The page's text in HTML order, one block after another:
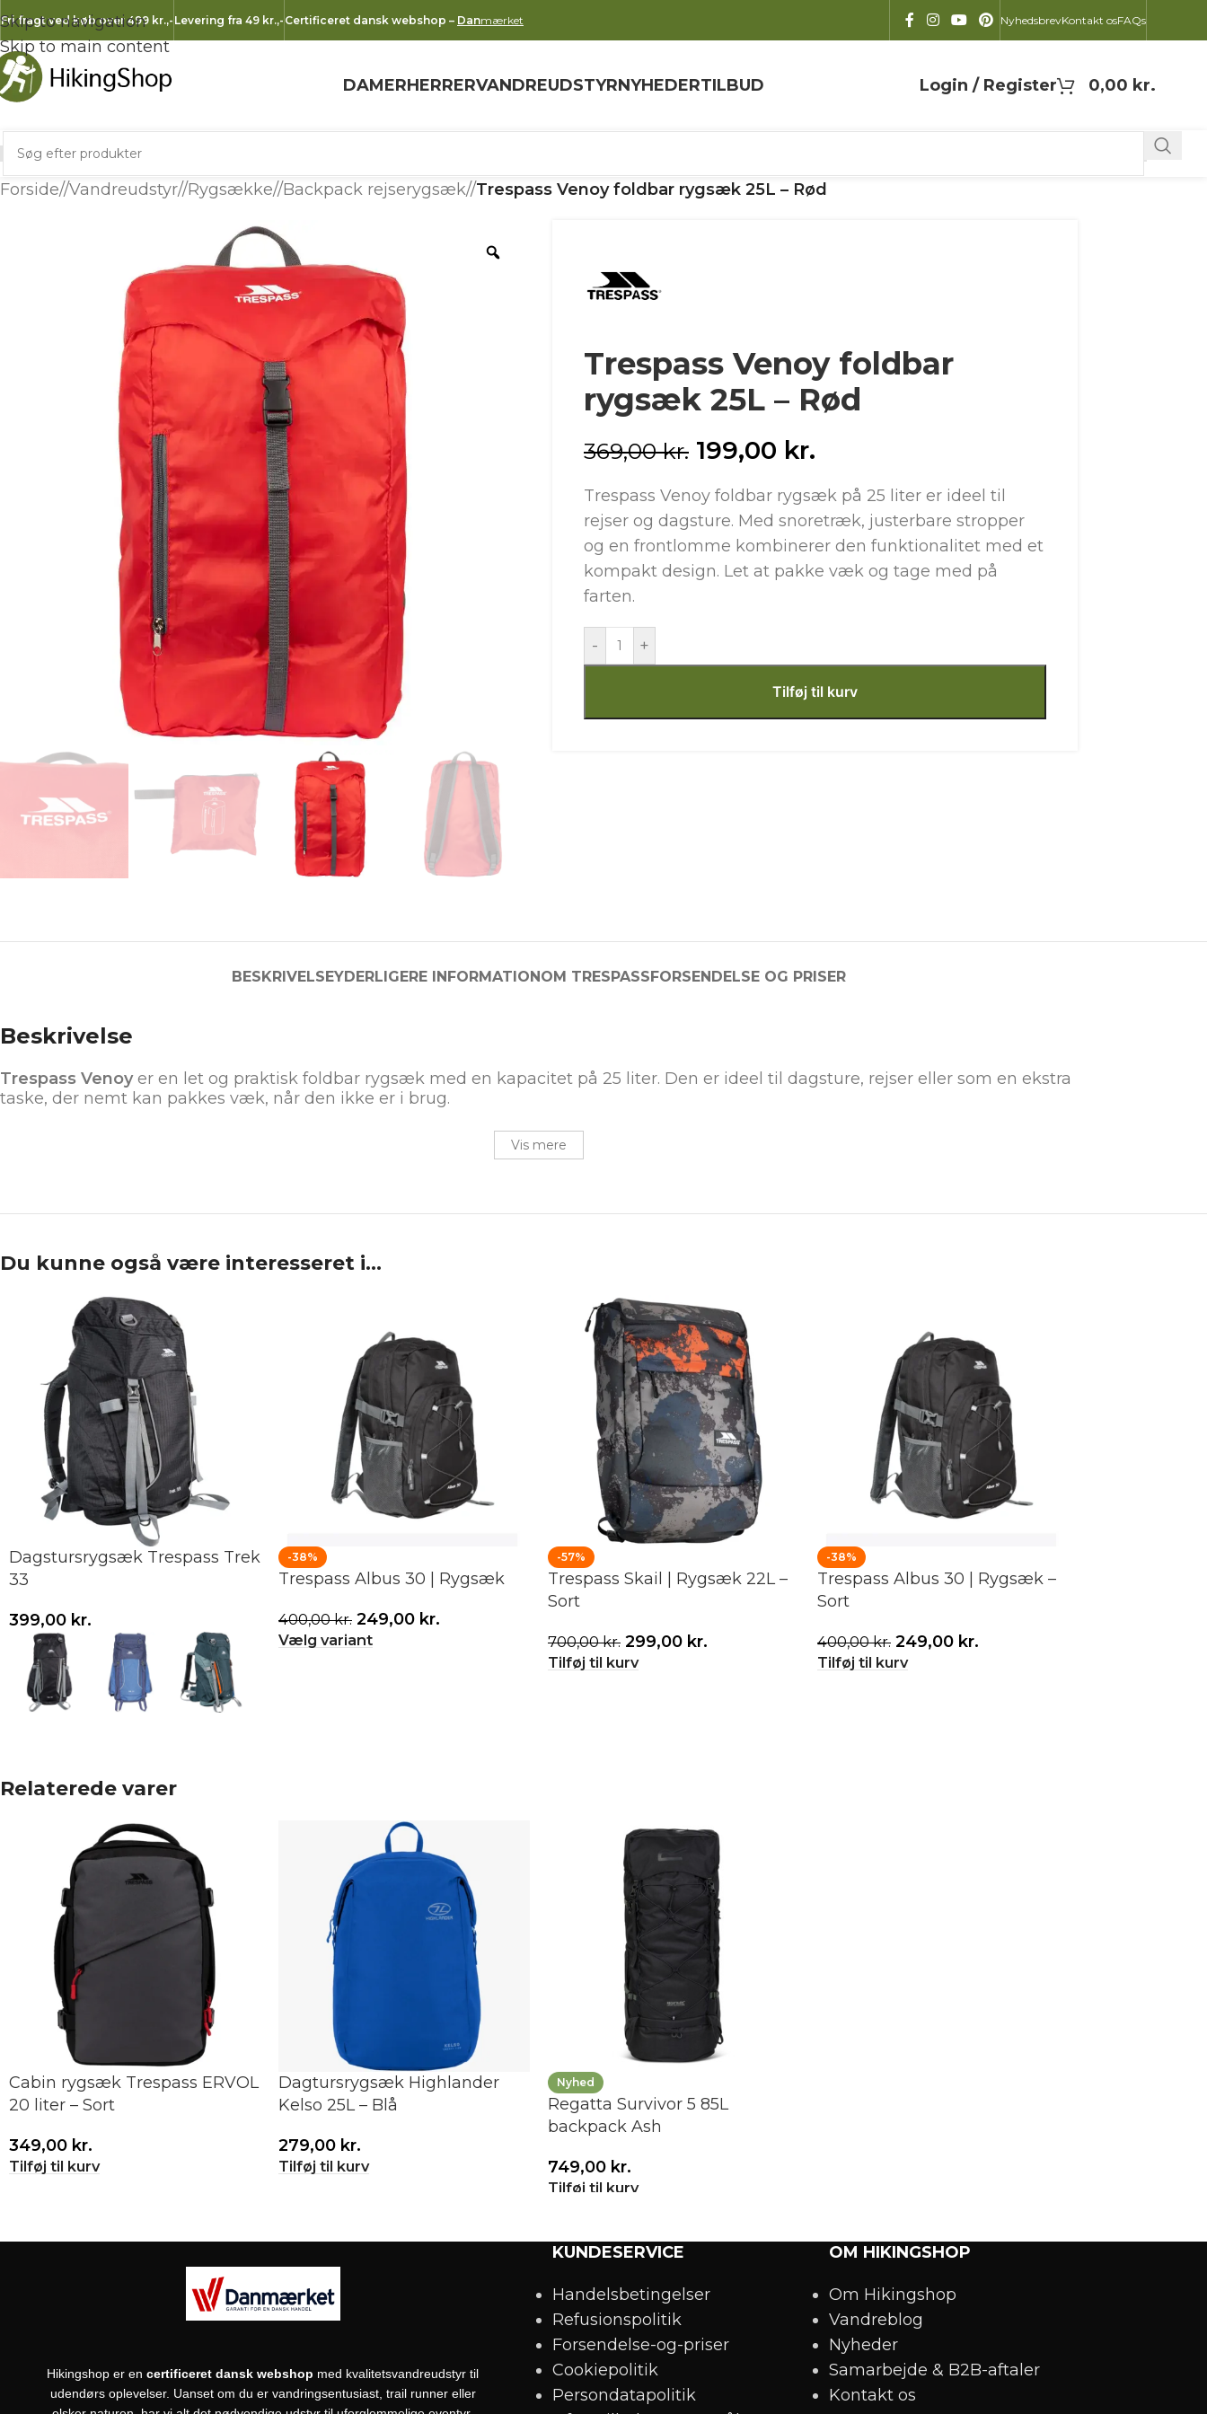
Skip to navigation
Skip to main content
Fri fragt ved køb over 499 kr.,- Levering fra 49 kr.,- Certificeret dansk webshop – Danmærket NyhedsbrevKontakt osFAQs
DAMERHERRERVANDREUDSTYRNYHEDERTILBUD Login / Register 0,00 kr.
Forside/ Vandreudstyr/ Rygsække/ Backpack rejserygsæk/ Trespass Venoy foldbar rygsæk 25L – Rød
Trespass Venoy foldbar
rygsæk 25L – Rød
369,00kr. 199,00 kr.
Trespass Venoy foldbar rygsæk på 25 liter er ideel til
rejser og dagsture. Med snoretræk, justerbare stropper
og en frontlomme kombinerer den funktionalitet med et
kompakt design. Let at pakke væk og tage med på
farten.
- +
Tilføj til kurv
BESKRIVELSEYDERLIGERE INFORMATIONOM TRESPASSFORSENDELSE OG PRISER
Beskrivelse
Trespass Venoyer en let og praktisk foldbar rygsæk med en kapacitet på 25 liter. Den er ideel til dagsture, rejser eller som en ekstra
taske, der nemt kan pakkes væk, når den ikke er i brug.
Vis mere
Du kunne også være interesseret i…
Dagstursrygsæk Trespass Trek
33
399,00 kr.
Vælg variant
-38%
Trespass Albus 30 | Rygsæk
400,00kr. 249,00 kr.
Vælg variant
-57%
Trespass Skail | Rygsæk 22L –
Sort
700,00kr. 299,00 kr.
Tilføj til kurv
-38%
Trespass Albus 30 | Rygsæk –
Sort
400,00kr. 249,00 kr.
Tilføj til kurv
Relaterede varer
Cabin rygsæk Trespass ERVOL
20 liter – Sort
349,00 kr.
Tilføj til kurv
Dagtursrygsæk Highlander
Kelso 25L – Blå
279,00 kr.
Tilføj til kurv
Nyhed
Regatta Survivor 5 85L
backpack Ash
749,00 kr.
Tilføj til kurv
Hikingshop er en certificeret dansk webshop med kvalitetsvandreudstyr til
udendørs oplevelser. Uanset om du er vandringsentusiast, trail runner eller
KUNDESERVICE
Handelsbetingelser
Refusionspolitik
Forsendelse-og-priser
Cookiepolitik
Persondatapolitik
OM HIKINGSHOP
Om Hikingshop
Vandreblog
Nyheder
Samarbejde & B2B-aftaler
Kontakt os